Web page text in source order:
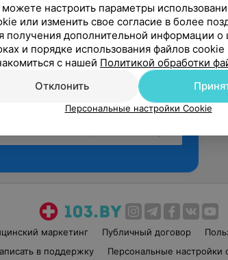
маркетинг Публичный договор
в поддержку Персональные настройки
настроить параметры
или изменить свое согласие в более
получения дополнительной информации о
и порядке использования файлов
с нашей Политикой обработки
Отклонить
Персональные настройки Cookie